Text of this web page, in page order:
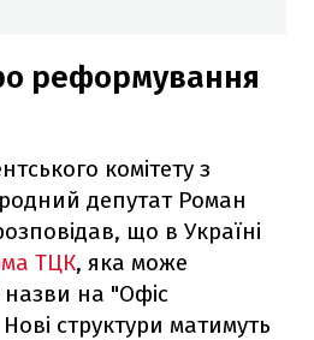
реформування
комітету з
депутат Роман
що в Україні
ТЦК, яка може
на "Офіс
структури матимуть